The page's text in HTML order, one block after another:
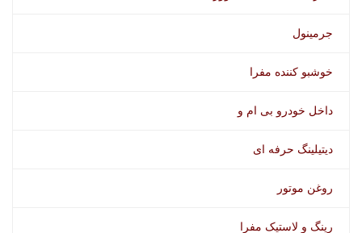
جرمینول
خوشبو کننده مفرا
داخل خودرو بی ام و
دیتیلینگ حرفه ای
روغن موتور
رینگ و لاستیک مفرا